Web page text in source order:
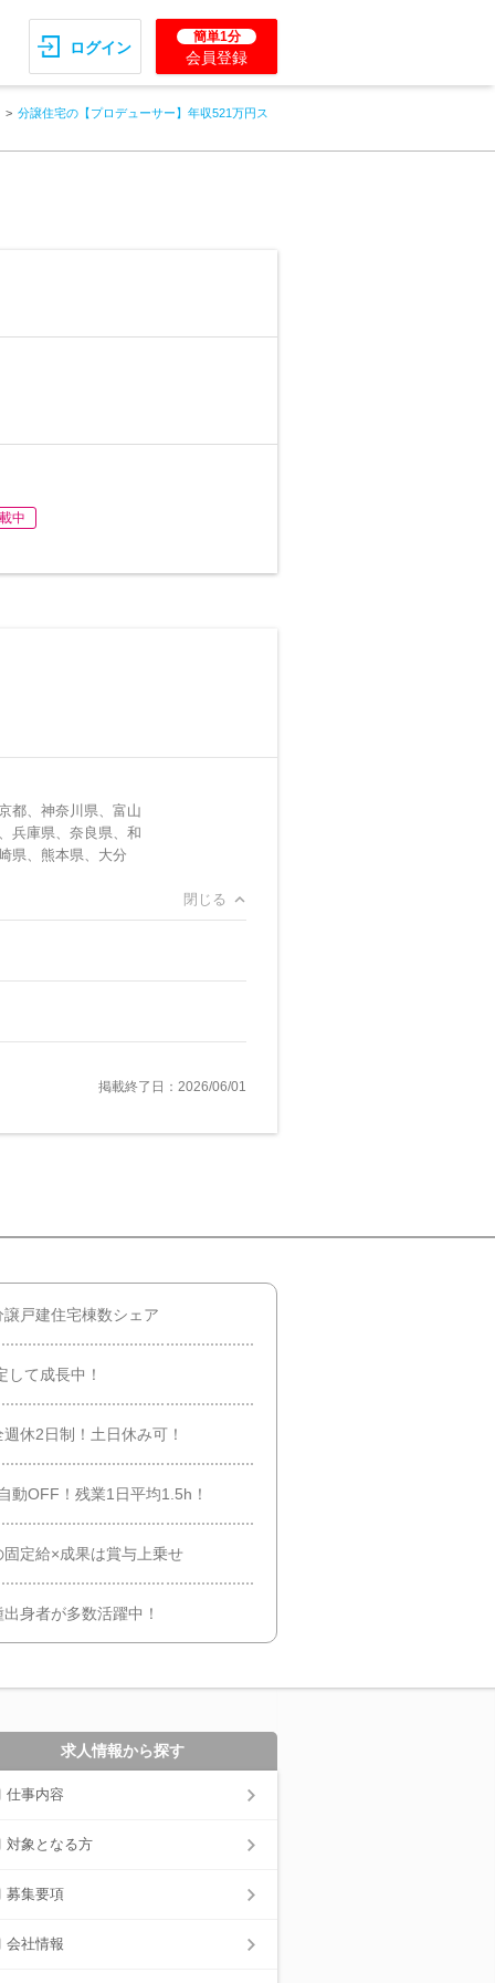
ログイン
簡単1分
会員登録
分譲住宅の【プロデューサー】年収521万円ス
中
都、神奈川県、富山
兵庫県、奈良県、和
県、熊本県、大分
閉じる
掲載終了日：2026/06/01
戸建住宅棟数シェア
て成長中！
休2日制！土日休み可！
動OFF！残業1日平均1.5h！
定給×成果は賞与上乗せ
身者が多数活躍中！
求人情報から探す
仕事内容
対象となる方
募集要項
会社情報